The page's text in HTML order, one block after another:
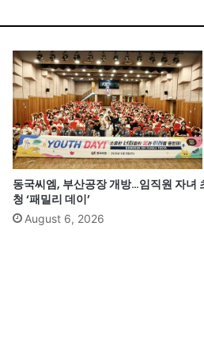
동국씨엠, 부산공장 개방…임직원 자녀
청 ‘패밀리 데이’
August 6, 2026